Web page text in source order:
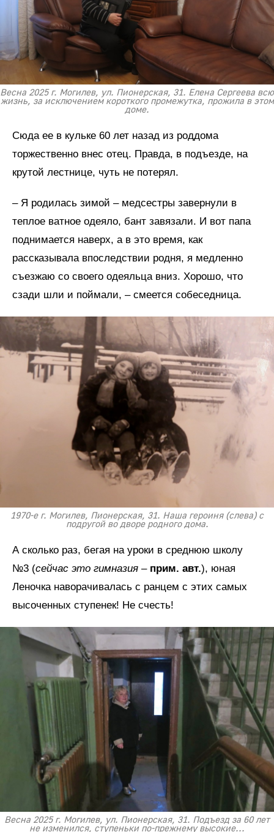
Весна 2025 г. Могилев, ул. Пионерская, 31. Елена Сергеева всю
жизнь, за исключением короткого промежутка, прожила в этом
доме.
Сюда ее в кульке 60 лет назад из роддома
торжественно внес отец. Правда, в подъезде, на
крутой лестнице, чуть не потерял.
– Я родилась зимой – медсестры завернули в
теплое ватное одеяло, бант завязали. И вот папа
поднимается наверх, а в это время, как
рассказывала впоследствии родня, я медленно
съезжаю со своего одеяльца вниз. Хорошо, что
сзади шли и поймали, – смеется собеседница.
1970-е г. Могилев, Пионерская, 31. Наша героиня (слева) с
подругой во дворе родного дома.
А сколько раз, бегая на уроки в среднюю школу
№3 (сейчас это гимназия – прим. авт.), юная
Леночка наворачивалась с ранцем с этих самых
высоченных ступенек! Не счесть!
Весна 2025 г. Могилев, ул. Пионерская, 31. Подъезд за 60 лет
не изменился, ступеньки по-прежнему высокие...